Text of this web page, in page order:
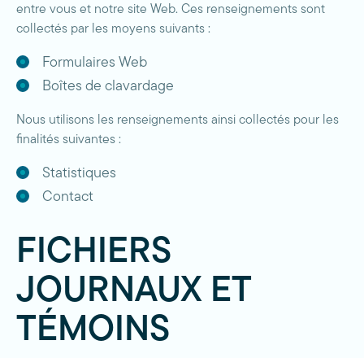
entre vous et notre site Web. Ces renseignements sont
collectés par les moyens suivants :
Formulaires Web
Boîtes de clavardage
Nous utilisons les renseignements ainsi collectés pour les
finalités suivantes :
Statistiques
Contact
FICHIERS
JOURNAUX ET
TÉMOINS